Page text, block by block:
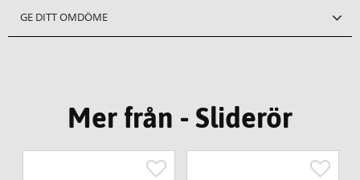
GE DITT OMDÖME
Mer från - Sliderör